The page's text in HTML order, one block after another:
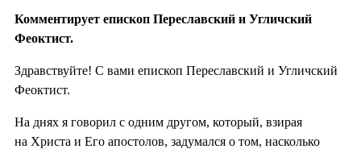
Комментирует епископ Переславский и Угличский
Феоктист.
Здравствуйте! С вами епископ Переславский и Угличский
Феоктист.
На днях я говорил с одним другом, который, взирая
на Христа и Его апостолов, задумался о том, насколько